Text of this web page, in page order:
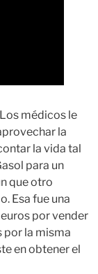
médicos le
la
la vida tal
para un
que otro
Esa fue una
por vender
por la misma
en obtener el